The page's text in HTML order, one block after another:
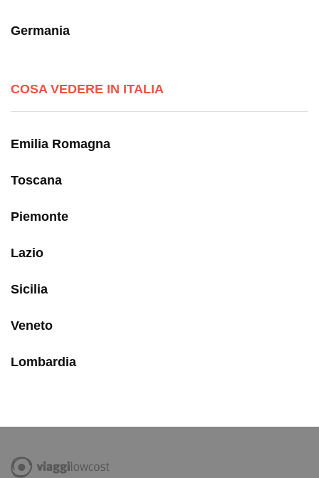
Germania
COSA VEDERE IN ITALIA
Emilia Romagna
Toscana
Piemonte
Lazio
Sicilia
Veneto
Lombardia